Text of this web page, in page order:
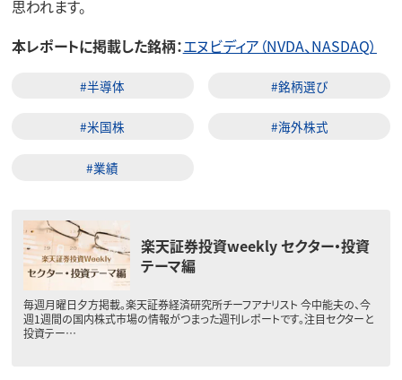
思われます。
本レポートに掲載した銘柄：エヌビディア（NVDA、NASDAQ）
#半導体 #銘柄選び
#米国株 #海外株式
#業績
楽天証券投資weekly セクター・投資
テーマ編
毎週月曜日夕方掲載。楽天証券経済研究所チーフアナリスト 今中能夫の、今
週1週間の国内株式市場の情報がつまった週刊レポートです。注目セクターと
投資テー…